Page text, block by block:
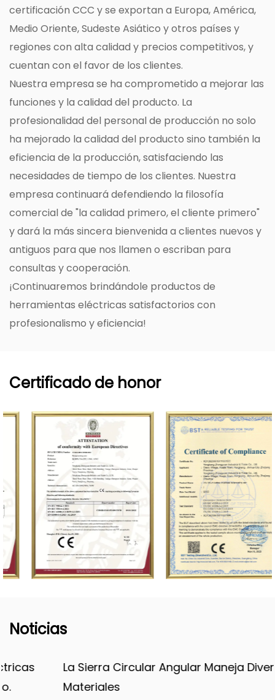
certificación CCC y se exportan a Europa, América,
Medio Oriente, Sudeste Asiático y otros países y
regiones con alta calidad y precios competitivos, y
cuentan con el favor de los clientes.
Nuestra empresa se ha comprometido a mejorar las
funciones y la calidad del producto. La
profesionalidad del personal de producción no solo
ha mejorado la calidad del producto sino también la
eficiencia de la producción, satisfaciendo las
necesidades de tiempo de los clientes. Nuestra
empresa continuará defendiendo la filosofía
comercial de "la calidad primero, el cliente primero"
y dará la más sincera bienvenida a clientes nuevos y
antiguos para que nos llamen o escriban para
consultas y cooperación.
¡Continuaremos brindándole productos de
herramientas eléctricas satisfactorios con
profesionalismo y eficiencia!
Certificado de honor
Noticias
La Sierra Circular Angular Maneja Diversos
Materiales